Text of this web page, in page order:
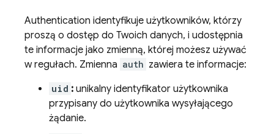
Authentication identyfikuje użytkowników, którzy
proszą o dostęp do Twoich danych, i udostępnia
te informacje jako zmienną, której możesz używać
w regułach. Zmienna auth zawiera te informacje:
uid : unikalny identyfikator użytkownika
przypisany do użytkownika wysyłającego
żądanie.